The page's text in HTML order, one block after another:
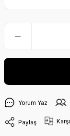
Yorum Yaz
Paylaş